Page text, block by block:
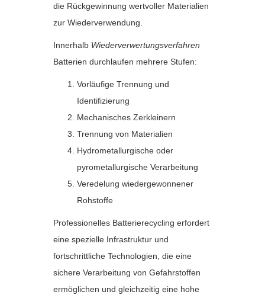
die Rückgewinnung wertvoller Materialien
zur Wiederverwendung.
Innerhalb Wiederverwertungsverfahren
Batterien durchlaufen mehrere Stufen:
Vorläufige Trennung und
Identifizierung
Mechanisches Zerkleinern
Trennung von Materialien
Hydrometallurgische oder
pyrometallurgische Verarbeitung
Veredelung wiedergewonnener
Rohstoffe
Professionelles Batterierecycling erfordert
eine spezielle Infrastruktur und
fortschrittliche Technologien, die eine
sichere Verarbeitung von Gefahrstoffen
ermöglichen und gleichzeitig eine hohe